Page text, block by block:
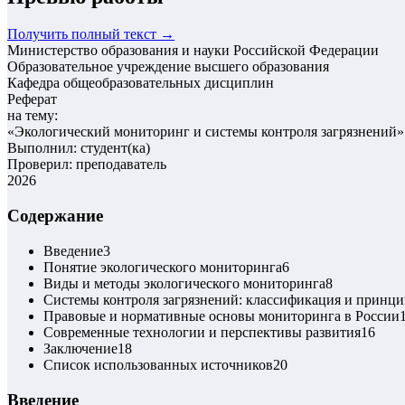
Получить полный текст →
Министерство образования и науки Российской Федерации
Образовательное учреждение высшего образования
Кафедра общеобразовательных дисциплин
Реферат
на тему:
«Экологический мониторинг и системы контроля загрязнений»
Выполнил: студент(ка)
Проверил: преподаватель
2026
Содержание
Введение3
Понятие экологического мониторинга6
Виды и методы экологического мониторинга8
Системы контроля загрязнений: классификация и
Правовые и нормативные основы мониторинга в России
Современные технологии и перспективы развития16
Заключение18
Список использованных источников20
Введение